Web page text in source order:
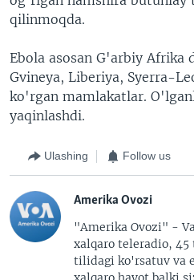
qilinmoqda.
Ebola asosan G'arbiy Afrika
Gvineya, Liberiya, Syerra-
ko'rgan mamlakatlar.
yaqinlashdi.
Ulashing Follow us
Amerika Ovozi
"Amerika Ovozi" -
xalqaro teleradio,
tilidagi ko'rsatuv va